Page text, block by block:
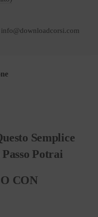
info@downloadcorsi.com
Semplice
Passo Potrai
CON